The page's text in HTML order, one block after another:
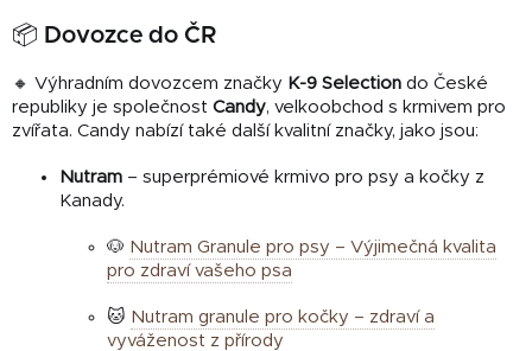
📦 Dovozce do ČR
🔸 Výhradním dovozcem značky K-9 Selection do České
republiky je společnost Candy, velkoobchod s krmivem pro
zvířata. Candy nabízí také další kvalitní značky, jako jsou:
Nutram – superprémiové krmivo pro psy a kočky z
Kanady.
🐶 Nutram Granule pro psy – Výjimečná kvalita
pro zdraví vašeho psa
🐱 Nutram granule pro kočky – zdraví a
vyváženost z přírody